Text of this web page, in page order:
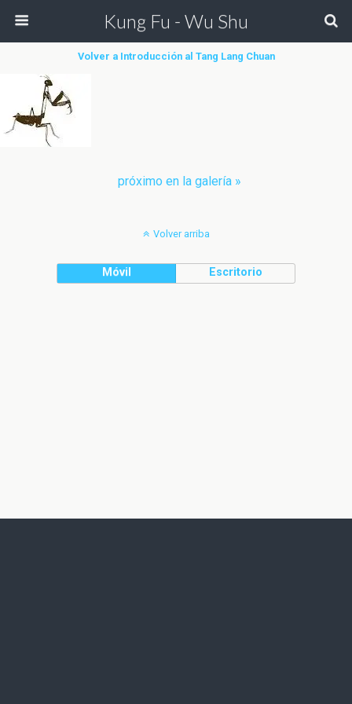
Kung Fu - Wu Shu
Volver a Introducción al Tang Lang Chuan
próximo en la galería »
Volver arriba
Móvil Escritorio